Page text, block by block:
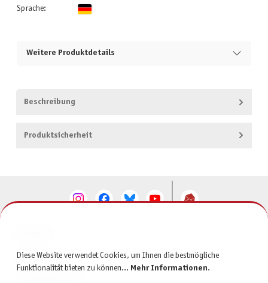
Sprache:
Weitere Produktdetails
Beschreibung
Produktsicherheit
SERVICE
Diese Website verwendet Cookies, um Ihnen die bestmögliche
Funktionalität bieten zu können... Mehr Informationen.